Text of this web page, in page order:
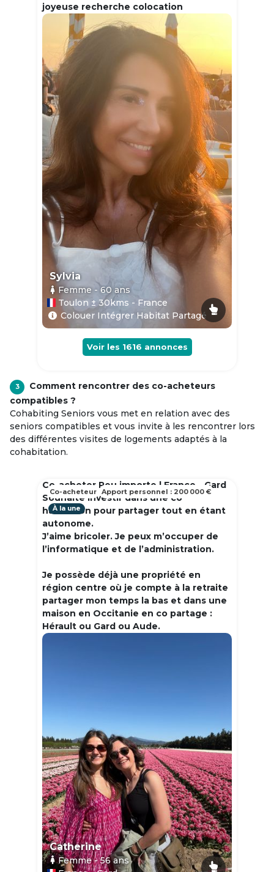
joyeuse recherche colocation
Sylvia
Femme - 60ans
Toulon ± 30kms - France
Colouer Intégrer Habitat Partagé
Voir les 1616 annonces
3
Comment rencontrer des co-acheteurs
compatibles ?
Cohabiting Seniors vous met en relation avec des
seniors compatibles et vous invite à les rencontrer lors
des différentes visites de logements adaptés à la
cohabitation.
Co-acheter Peu importe | France - Gard
Souhaite investir dans une co
habitation pour partager tout en étant
autonome.
J’aime bricoler. Je peux m’occuper de
l’informatique et de l’administration.
Je possède déjà une propriété en
région centre où je compte à la retraite
partager mon temps la bas et dans une
maison en Occitanie en co partage :
Hérault ou Gard ou Aude.
À la une
Catherine
Femme- 56ans
Co-acheteur Apport personnel : 200 000 €